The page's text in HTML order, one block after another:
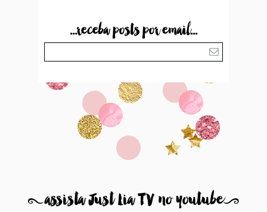
...receba posts por email...
8assista Just Lia TV no youtube9